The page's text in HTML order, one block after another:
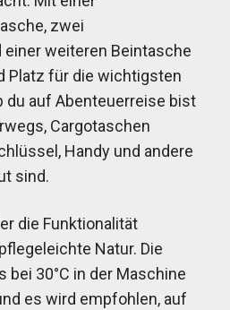
zwei
weiteren Beintasche
Platz für die wichtigsten
du auf Abenteuerreise bist
Cargotaschen
Handy und andere
sind.
die Funktionalität
Natur. Die
bei 30°C in der Maschine
es wird empfohlen, auf